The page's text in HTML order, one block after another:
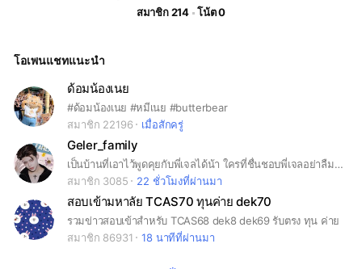
สมาชิก 214 โน้ต 0
โอเพนแชทแนะนำ
ด้อมน้องเนย
#ด้อมน้องเนย #หมีเนย #butterbear
สมาชิก 22196
เมื่อสักครู่
Geler_family
เป็นบ้านที่เอาไว้พูดคุยกับพี่เจลได้น้า ใครที่ชื่นชอบพี่เจลอย่าลืมมาคุยกันน้าาา
สมาชิก 3085
22 ชั่วโมงที่ผ่านมา
สอบเข้ามหาลัย TCAS70 ทุนค่าย dek70
รวมข่าวสอบเข้าสำหรับ TCAS68 dek8 dek69 รับตรง ทุน ค่าย
สมาชิก 86931
18 นาทีที่ผ่านมา